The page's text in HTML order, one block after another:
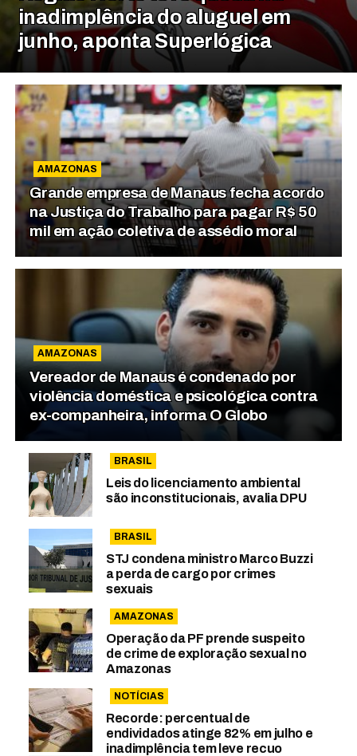
inadimplência do aluguel em
junho, aponta Superlógica
AMAZONAS
Grande empresa de Manaus fecha acordo
na Justiça do Trabalho para pagar R$ 50
mil em ação coletiva de assédio moral
AMAZONAS
Vereador de Manaus é condenado por
violência doméstica e psicológica contra
ex-companheira, informa O Globo
BRASIL
Leis do licenciamento ambiental
são inconstitucionais, avalia DPU
BRASIL
STJ condena ministro Marco Buzzi
a perda de cargo por crimes
sexuais
AMAZONAS
Operação da PF prende suspeito
de crime de exploração sexual no
Amazonas
NOTÍCIAS
Recorde: percentual de
endividados atinge 82% em julho e
inadimplência tem leve recuo